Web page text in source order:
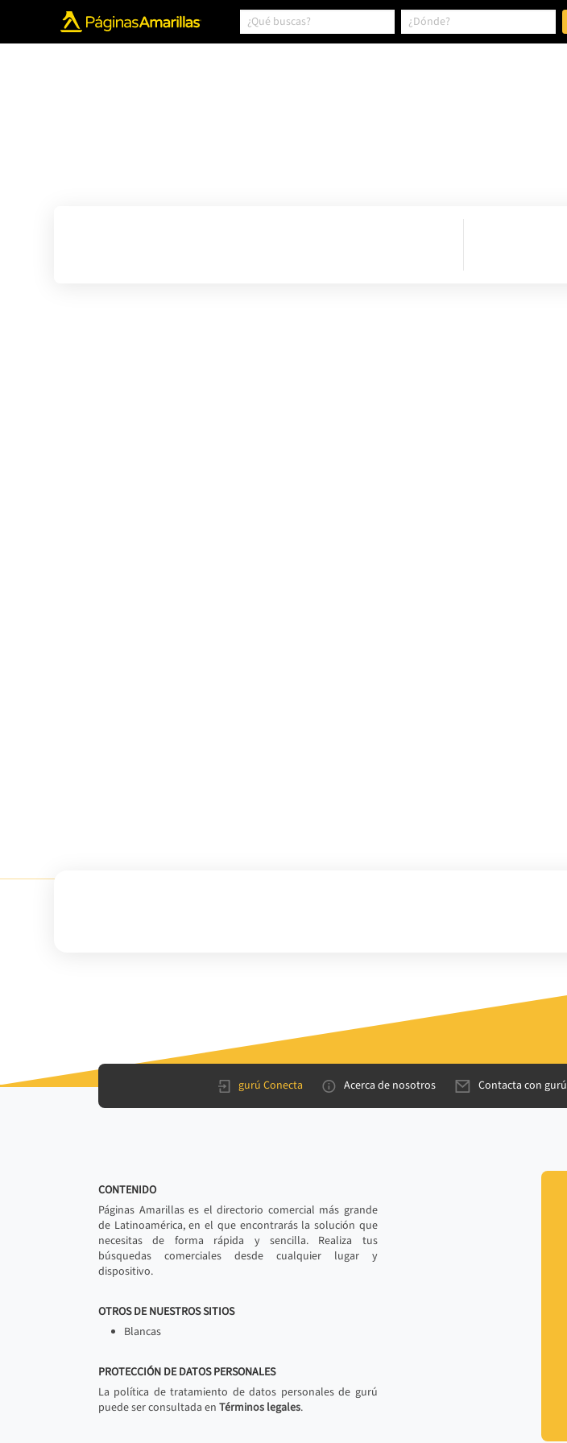
gurú Conecta Acerca de nosotros Contacta con gurú
CONTENIDO
Páginas Amarillas es el directorio comercial más grande
de Latinoamérica, en el que encontrarás la solución que
necesitas de forma rápida y sencilla. Realiza tus
búsquedas comerciales desde cualquier lugar y
dispositivo.
OTROS DE NUESTROS SITIOS
Blancas
PROTECCIÓN DE DATOS PERSONALES
La política de tratamiento de datos personales de gurú
puede ser consultada en Términos legales.